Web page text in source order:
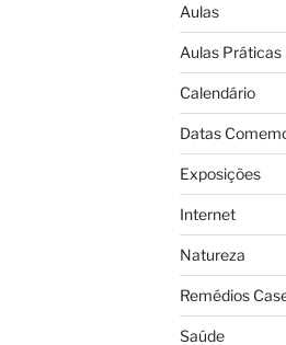
Aulas
Aulas Práticas
Calendário
Datas
Exposições
Internet
Natureza
Remédios
Saúde